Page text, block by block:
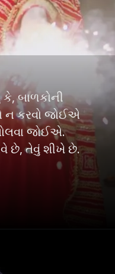
બાળકોની
ન કરવો જોઈએ
જોઈએ.
કારણ કે બાળકો જેવું જોવે છે, તેવું શીખે છે.